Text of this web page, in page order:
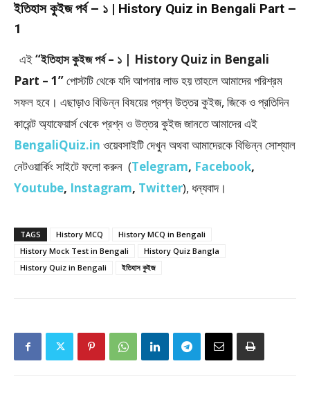
ইতিহাস কুইজ পর্ব – ১ | History Quiz in Bengali Part –
1
এই“ইতিহাস কুইজ পর্ব – ১ | History Quiz in Bengali
Part – 1”পোস্টটি থেকে যদি আপনার লাভ হয় তাহলে আমাদের পরিশ্রম
সফল হবে। এছাড়াও বিভিন্ন বিষয়ের প্রশ্ন উত্তর কুইজ, জিকে ও প্রতিদিন
কারেন্ট অ্যাফেয়ার্স থেকে প্রশ্ন ও উত্তর কুইজ জানতে আমাদের এই
BengaliQuiz.in ওয়েবসাইটি দেখুন অথবা আমাদেরকে বিভিন্ন সোশ্যাল
নেটওয়ার্কিং সাইটে ফলো করুন (Telegram, Facebook,
Youtube, Instagram, Twitter), ধন্যবাদ।
TAGS History MCQ
History MCQ in Bengali
History Mock Test in Bengali
History Quiz Bangla
History Quiz in Bengali
ইতিহাস কুইজ